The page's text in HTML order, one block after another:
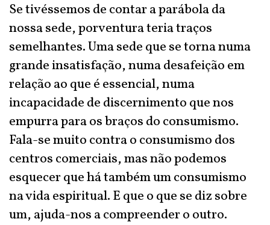
Se tivéssemos de contar a parábola da
nossa sede, porventura teria traços
semelhantes. Uma sede que se torna numa
grande insatisfação, numa desafeição em
relação ao que é essencial, numa
incapacidade de discernimento que nos
empurra para os braços do consumismo.
Fala-se muito contra o consumismo dos
centros comerciais, mas não podemos
esquecer que há também um consumismo
na vida espiritual. E que o que se diz sobre
um, ajuda-nos a compreender o outro.